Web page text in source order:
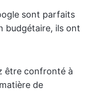
sont parfaits
budgétaire, ils ont
être confronté à
de